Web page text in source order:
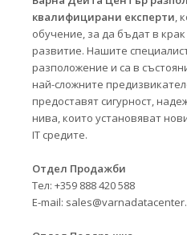
квалифицирани експерти,
обучение, за да бъдат в
развитие. Нашите
разположение и са в
най-сложните
предоставят сигурност,
нива, които установяват
IT средите.
Отдел Продажби
Тел: +359 888 420 588
E-mail: